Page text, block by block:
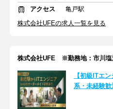
アクセス
亀戸駅
株式会社UFEの求人一覧を見る
株式会社UFE ※勤務地：市川塩
【初級ITエ
系・未経験